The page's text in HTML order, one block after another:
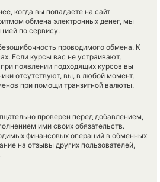
когда вы попадаете на сайт
обмена электронных денег, мы
по сервису.
проводимого обмена. К
Если курсы вас не устраивают,
появлении подходящих курсов вы
отсутствуют, вы, в любой момент,
при помощи транзитной валюты.
проверен перед добавлением,
ими своих обязательств.
финансовых операций в обменных
на отзывы других пользователей,